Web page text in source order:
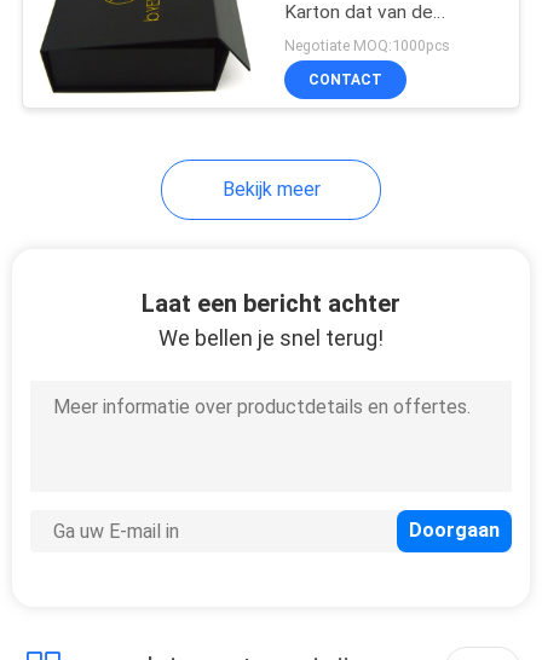
Karton dat van de
Giftdoos Gestempeld
Logo Printing verpakt
Negotiate MOQ:1000pcs
CONTACT
Bekijk meer
Laat een bericht achter
We bellen je snel terug!